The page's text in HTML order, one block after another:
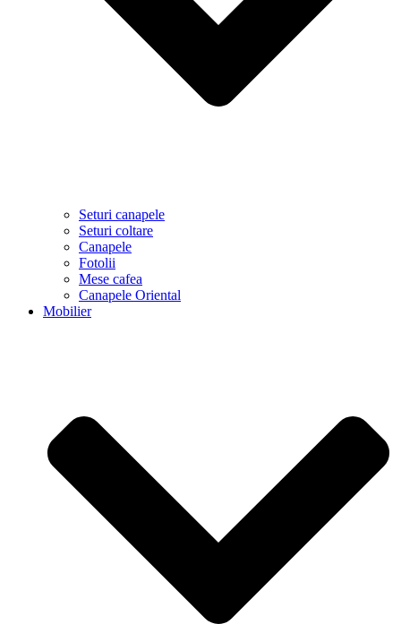
Seturi canapele
Seturi coltare
Canapele
Fotolii
Mese cafea
Canapele Oriental
Mobilier